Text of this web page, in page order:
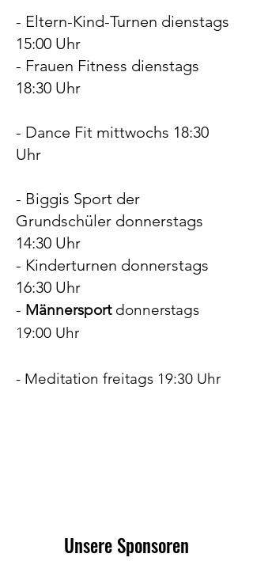
- Eltern-Kind-Turnen dienstags
15:00 Uhr
- Frauen Fitness dienstags
18:30 Uhr
- Dance Fit mittwochs 18:30
Uhr
- Biggis Sport der
Grundschüler donnerstags
14:30 Uhr
- Kinderturnen donnerstags
16:30 Uhr
- Männersportdonnerstags
19:00 Uhr
- Meditation freitags 19:30 Uhr
Unsere Sponsoren